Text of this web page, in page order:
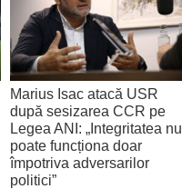
Marius Isac atacă USR
după sesizarea CCR pe
Legea ANI: „Integritatea nu
poate funcționa doar
împotriva adversarilor
politici”